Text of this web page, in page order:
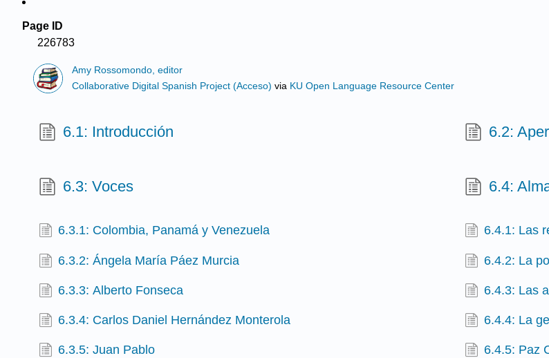
Page ID
226783
Amy Rossomondo, editor
Collaborative Digital Spanish Project (Acceso) via KU Open Language Resource Center
6.1: Introducción 6.2:
6.3: Voces
6.3.1: Colombia, Panamá y Venezuela
6.3.2: Ángela María Páez Murcia
6.3.3: Alberto Fonseca
6.3.4: Carlos Daniel Hernández Monterola
6.3.5: Juan Pablo
6.4:
6.4.1: Las
6.4.2: La
6.4.3: Las
6.4.4: La
6.4.5: Paz